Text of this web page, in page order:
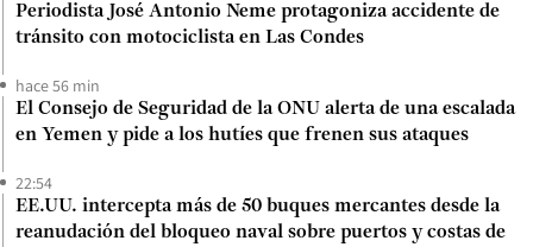
Periodista José Antonio Neme protagoniza accidente de
tránsito con motociclista en Las Condes
hace 56 min
El Consejo de Seguridad de la ONU alerta de una escalada
en Yemen y pide a los hutíes que frenen sus ataques
22:54
EE.UU. intercepta más de 50 buques mercantes desde la
reanudación del bloqueo naval sobre puertos y costas de